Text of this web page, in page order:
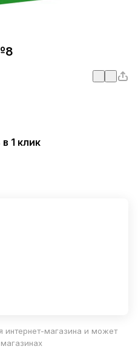
1 клик
интернет-магазина и может